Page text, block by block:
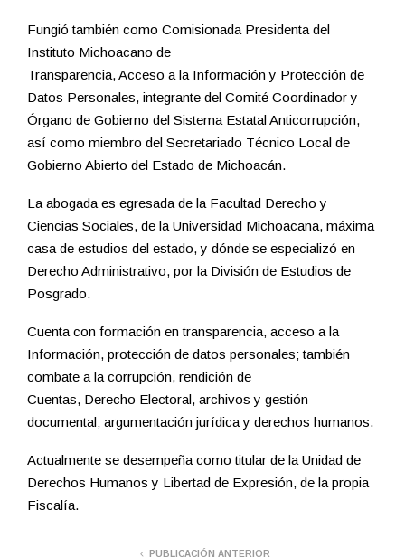
Fungió también como Comisionada Presidenta del
Instituto Michoacano de
Transparencia, Acceso a la Información y Protección de
Datos Personales, integrante del Comité Coordinador y
Órgano de Gobierno del Sistema Estatal Anticorrupción,
así como miembro del Secretariado Técnico Local de
Gobierno Abierto del Estado de Michoacán.
La abogada es egresada de la Facultad Derecho y
Ciencias Sociales, de la Universidad Michoacana, máxima
casa de estudios del estado, y dónde se especializó en
Derecho Administrativo, por la División de Estudios de
Posgrado.
Cuenta con formación en transparencia, acceso a la
Información, protección de datos personales; también
combate a la corrupción, rendición de
Cuentas, Derecho Electoral, archivos y gestión
documental; argumentación jurídica y derechos humanos.
Actualmente se desempeña como titular de la Unidad de
Derechos Humanos y Libertad de Expresión, de la propia
Fiscalía.
PUBLICACIÓN ANTERIOR